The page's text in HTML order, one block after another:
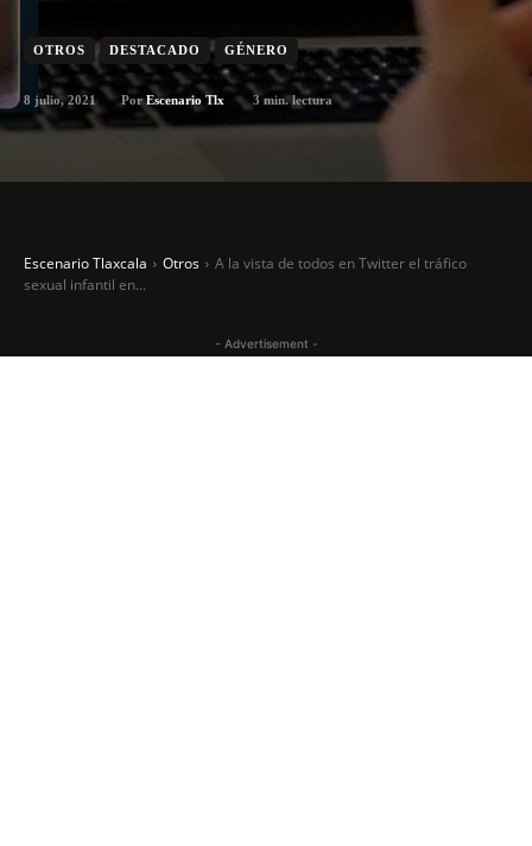
OTROS DESTACADO GÉNERO
8 julio, 2021 Por Escenario Tlx 3min. lectura
Escenario Tlaxcala Otros
A la vista de todos en Twitter el tráfico
sexual infantil en...
- Advertisement -